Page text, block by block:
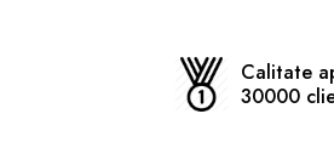
Calitate
30000